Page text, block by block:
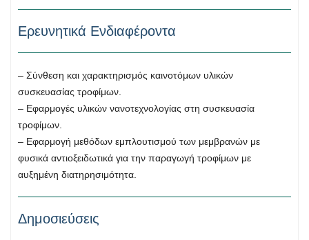
Ερευνητικά Ενδιαφέροντα
– Σύνθεση και χαρακτηρισμός καινοτόμων υλικών
συσκευασίας τροφίμων.
– Εφαρμογές υλικών νανοτεχνολογίας στη συσκευασία
τροφίμων.
– Εφαρμογή μεθόδων εμπλουτισμού των μεμβρανών με
φυσικά αντιοξειδωτικά για την παραγωγή τροφίμων με
αυξημένη διατηρησιμότητα.
Δημοσιεύσεις